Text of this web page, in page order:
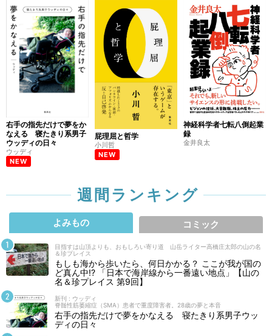
右手の指先だけで夢をか
なえる 寝たきり系男子
ウッディの日々
ウッディ
NEW
屁理屈と哲学
小川哲
NEW
神経科学者七転八倒起業
録
金井良太
週間ランキング
よみもの コミック
目指すは山頂よりも、おもしろい寄り道 山岳ライター高橋庄太郎の山の名
＆珍プレイス
もしも海から歩いたら、何日かかる？ ここが我が国の
ど真ん中!? 「日本で海岸線から一番遠い地点」【山の
名＆珍プレイス 第9回】
新刊 : ウッディ
脊髄性筋萎縮症（SMA）患者で重度障害者。28歳の夢と本音
右手の指先だけで夢をかなえる 寝たきり系男子ウッ
ディの日々